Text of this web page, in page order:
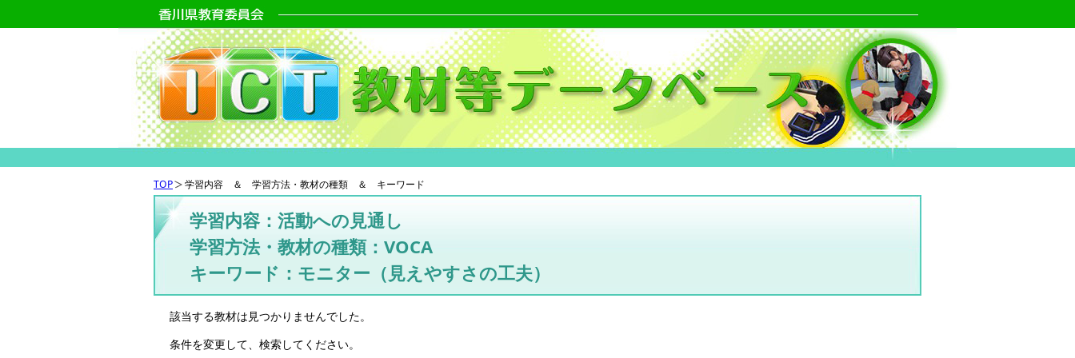
TOP 学習内容 ＆ 学習方法・教材の種類 ＆ キーワード
学習内容：活動への見通し
学習方法・教材の種類：VOCA
キーワード：モニター（見えやすさの工夫）
該当する教材は見つかりませんでした。
条件を変更して、検索してください。